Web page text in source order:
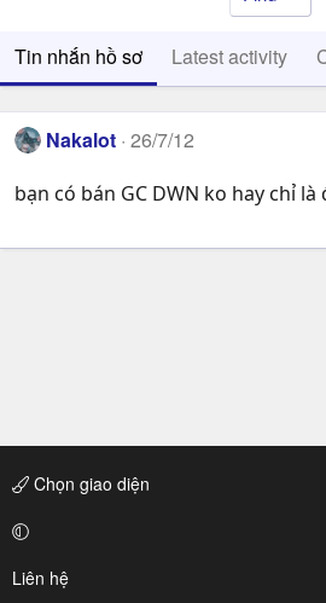
Tin nhắn hồ sơ Latest activity
Nakalot 26/7/12
bạn có bán GC DWN ko hay chỉ là
Chọn giao diện
Liên hệ